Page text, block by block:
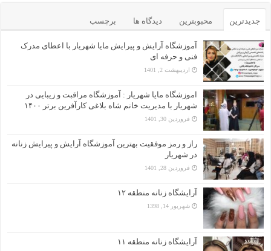
جدیدترین محبوبترین دیدگاه ها برچسب
آموزشگاه آرایش و پیرایش مایا شهریار با اعطای مدرک
فنی و حرفه ای
اردیبهشت 2, 1401
اموزشگاه مایا شهریار : آموزشگاه مراقبت و زیبایی در
شهریار با مدیریت خانم شاه بلاغی کارآفرین برتر ۱۴۰۰
فروردین 30, 1401
راز و رمز موفقیت بهترین آموزشگاه آرایش و پیرایش زنانه
در شهریار
فروردین 28, 1401
آرایشگاه زنانه منطقه ۱۲
شهریور 14, 1398
آرایشگاه زنانه منطقه ۱۱